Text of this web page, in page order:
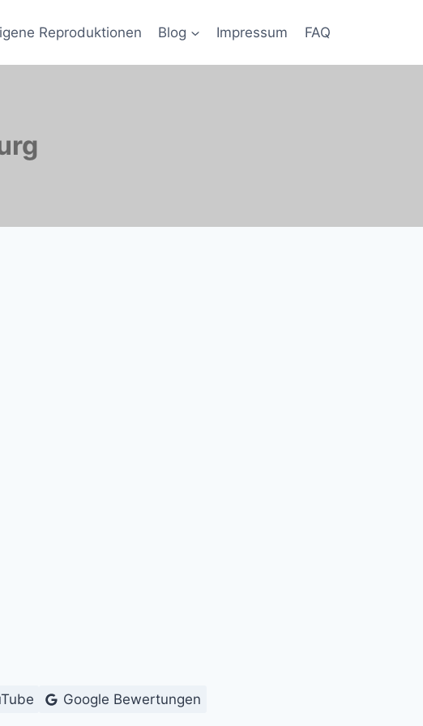
Reproduktionen Blog Impressum FAQ
Google Bewertungen